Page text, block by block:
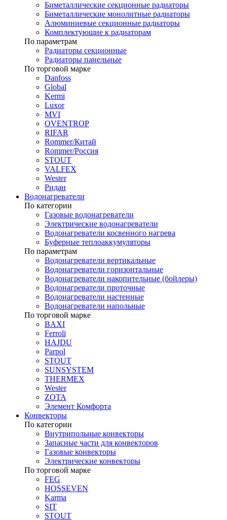
Биметаллические секционные радиаторы
Биметаллические монолитные радиаторы
Алюминиевые секционные радиаторы
Комплектующие к радиаторам
По параметрам
Радиаторы секционные
Радиаторы панельные
По торговой марке
Danfoss
Global
Kermi
Luxor
MVI
OVENTROP
RIFAR​
Rommer/Китай
Rommer/Россия
STOUT
VALFEX
Wester
Ридан
Водонагреватели
По категории
Газовые водонагреватели
Электрические водонагреватели
Водонагреватели косвенного нагрева
Буферные теплоаккумуляторы
По параметрам
Водонагреватели вертикальные
Водонагреватели горизонтальные
Водонагреватели накопительные (бойлеры)
Водонагреватели проточные
Водонагреватели настенные
Водонагреватели напольные
По торговой марке
BAXI
Ferroli
HAJDU
Parpol
STOUT
SUNSYSTEM
THERMEX
Wester
ZOTA
Элемент Комфорта
Конвекторы
По категории
Внутрипольные конвекторы
Запасные части для конвекторов
Газовые конвекторы
Электрические конвекторы
По торговой марке
FEG
HOSSEVEN
Karma
SIT
STOUT